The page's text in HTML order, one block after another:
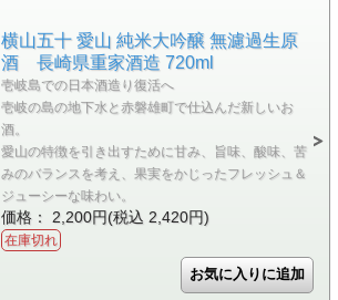
横山五十 愛山 純米大吟醸 無濾過生原
酒 長崎県重家酒造 720ml
壱岐島での日本酒造り復活へ
壱岐の島の地下水と赤磐雄町で仕込んだ新しいお
酒。
愛山の特徴を引き出すために甘み、旨味、酸味、苦
みのバランスを考え、果実をかじったフレッシュ＆
ジューシーな味わい。
価格： 2,200円(税込 2,420円)
在庫切れ